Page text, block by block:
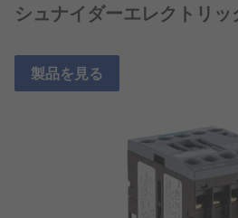
シュナイダーエレクトリッ
製品を見る